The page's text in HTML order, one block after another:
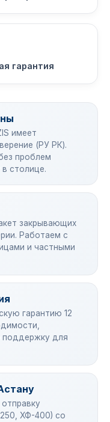
гарантия
имеет
(РУ РК).
проблем
столице.
закрывающих
Работаем с
и частными
гарантию 12
поддержку для
ХФ-400) со